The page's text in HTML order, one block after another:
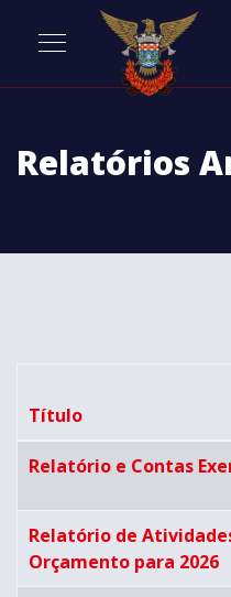
Relatórios
Título
Relatório e Contas
Relatório de
Orçamento para 2026